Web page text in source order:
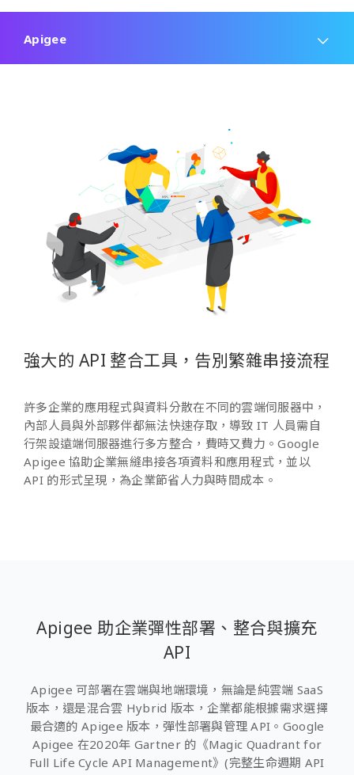
Apigee
強大的 API 整合工具，告別繁雜串接流程
許多企業的應用程式與資料分散在不同的雲端伺服器中，
內部人員與外部夥伴都無法快速存取，導致 IT 人員需自
行架設遠端伺服器進行多方整合，費時又費力。Google
Apigee 協助企業無縫串接各項資料和應用程式，並以
API 的形式呈現，為企業節省人力與時間成本。
Apigee 助企業彈性部署、整合與擴充
API
Apigee 可部署在雲端與地端環境，無論是純雲端 SaaS
版本，還是混合雲 Hybrid 版本，企業都能根據需求選擇
最合適的 Apigee 版本，彈性部署與管理 API。Google
Apigee 在2020年 Gartner 的《Magic Quadrant for
Full Life Cycle API Management》(完整生命週期 API